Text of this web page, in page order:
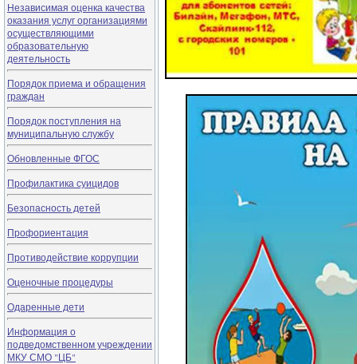
Независимая оценка качества
оказания услуг организациями
осуществляющими
образовательную
деятельность
Порядок приема и обращения
граждан
Порядок поступления на
муниципальную службу
Обновленные ФГОС
Профилактика суицидов
Безопасность детей
Профориентация
Противодействие коррупции
Оценочные процедуры
Одаренные дети
Информация о
подведомственном учреждении
МКУ СМО "ЦБ"